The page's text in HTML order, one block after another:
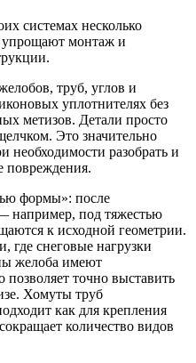
системах несколько
монтаж и
труб, углов и
уплотнителях без
метизов. Детали просто
Это значительно
необходимости разобрать и
повреждения.
формы»: после
например, под тяжестью
к исходной геометрии.
где снеговые нагрузки
желоба имеют
точно выставить
Хомуты труб
как для крепления
количество видов